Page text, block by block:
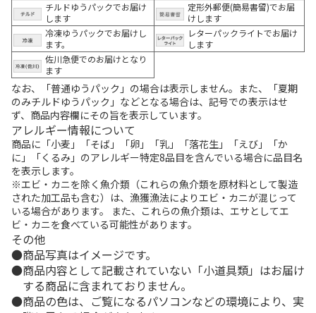
チルドゆうパックでお届け
します
定形外郵便(簡易書留)でお届
けします
冷凍ゆうパックでお届けし
ます。
レターパックライトでお届け
します
佐川急便でのお届けとなり
ます
なお、「普通ゆうパック」の場合は表示しません。また、「夏期
のみチルドゆうパック」などとなる場合は、記号での表示はせ
ず、商品内容欄にその旨を表示しています。
アレルギー情報について
商品に「小麦」「そば」「卵」「乳」「落花生」「えび」「か
に」「くるみ」のアレルギー特定8品目を含んでいる場合に品目名
を表示します。
※エビ・カニを除く魚介類（これらの魚介類を原材料として製造
された加工品も含む）は、漁獲漁法によりエビ・カニが混じって
いる場合があります。 また、これらの魚介類は、エサとしてエ
ビ・カニを食べている可能性があります。
その他
商品写真はイメージです。
商品内容として記載されていない「小道具類」はお届け
する商品に含まれておりません。
商品の色は、ご覧になるパソコンなどの環境により、実